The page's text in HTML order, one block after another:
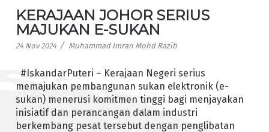
KERAJAAN JOHOR SERIUS
MAJUKAN E-SUKAN
24 Nov 2024 / Muhammad Imran Mohd Razib
#IskandarPuteri – Kerajaan Negeri serius
memajukan pembangunan sukan elektronik (e-
sukan) menerusi komitmen tinggi bagi menjayakan
inisiatif dan perancangan dalam industri
berkembang pesat tersebut dengan penglibatan